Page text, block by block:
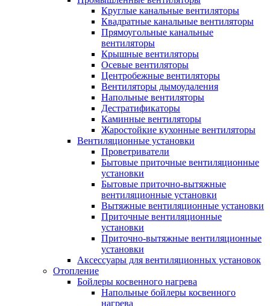
Круглые канальные вентиляторы
Квадратные канальные вентиляторы
Прямоугольные канальные
вентиляторы
Крышные вентиляторы
Осевые вентиляторы
Центробежные вентиляторы
Вентиляторы дымоудаления
Напольные вентиляторы
Дестратификаторы
Каминные вентиляторы
Жаростойкие кухонные вентиляторы
Вентиляционные установки
Проветриватели
Бытовые приточные вентиляционные
установки
Бытовые приточно-вытяжные
вентиляционные установки
Вытяжные вентиляционные установки
Приточные вентиляционные
установки
Приточно-вытяжные вентиляционные
установки
Аксессуары для вентиляционных установок
Отопление
Бойлеры косвенного нагрева
Напольные бойлеры косвенного
нагрева